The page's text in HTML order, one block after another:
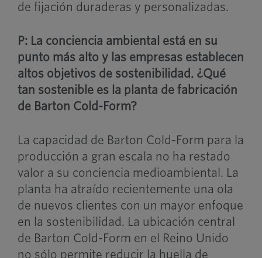
de fijación duraderas y personalizadas.
P: La conciencia ambiental está en su
punto más alto y las empresas establecen
altos objetivos de sostenibilidad. ¿Qué
tan sostenible es la planta de fabricación
de Barton Cold-Form?
La capacidad de Barton Cold-Form para la
producción a gran escala no ha restado
valor a su conciencia medioambiental. La
planta ha atraído recientemente una ola
de nuevos clientes con un mayor enfoque
en la sostenibilidad. La ubicación central
de Barton Cold-Form en el Reino Unido
no sólo permite reducir la huella de